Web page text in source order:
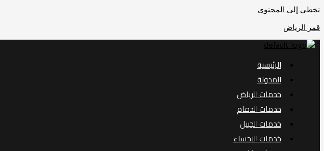
تخطي إلى المحتوى
قمر الرياض
الرئيسية
المدونة
خدمات الرياض
خدمات الدمام
خدمات الجبيل
خدمات الاحساء